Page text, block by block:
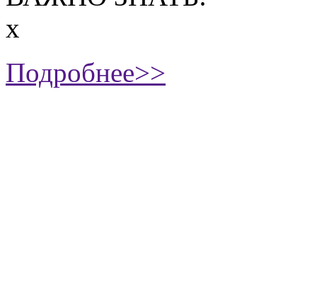
х
Подробнее>>